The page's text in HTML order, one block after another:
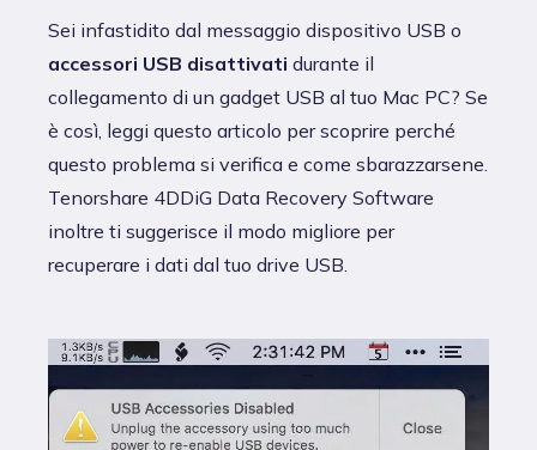
Sei infastidito dal messaggio dispositivo USB o
accessori USB disattivati durante il
collegamento di un gadget USB al tuo Mac PC? Se
è così, leggi questo articolo per scoprire perché
questo problema si verifica e come sbarazzarsene.
Tenorshare 4DDiG Data Recovery Software
inoltre ti suggerisce il modo migliore per
recuperare i dati dal tuo drive USB.